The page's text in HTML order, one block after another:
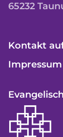
65232
Kontakt
Impressum